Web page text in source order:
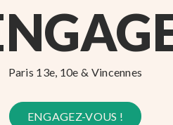
Paris 13e, 10e & Vincennes
ENGAGEZ-VOUS !